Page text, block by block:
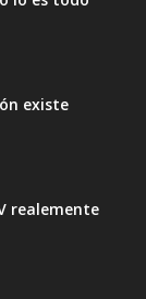
existe
realemente